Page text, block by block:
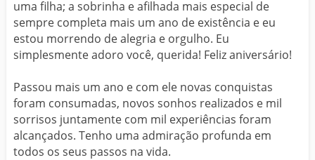
uma filha; a sobrinha e afilhada mais especial de
sempre completa mais um ano de existência e eu
estou morrendo de alegria e orgulho. Eu
simplesmente adoro você, querida! Feliz aniversário!
Passou mais um ano e com ele novas conquistas
foram consumadas, novos sonhos realizados e mil
sorrisos juntamente com mil experiências foram
alcançados. Tenho uma admiração profunda em
todos os seus passos na vida.